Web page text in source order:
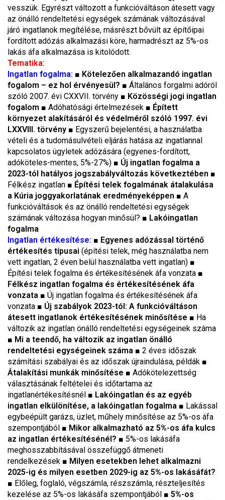
vesszük. Egyrészt változott a funkcióváltáson átesett vagy
az önálló rendeltetési egységek számának változásával
járó ingatlanok megítélése, másrészt bővült az építőipai
fordított adózás alkalmazási köre, harmadrészt az 5%-os
lakás áfa alkalmazása is kitolódott.
Tematika:
Ingatlan fogalma: ■ Kötelezően alkalmazandó ingatlan
fogalom – ez hol érvényesül? ■ Általános forgalmi adóról
szóló 2007. évi CXXVII. törvény ■ Közösségi jogi ingatlan
fogalom ■ Adóhatósági értelmezések ■ Épített
környezet alakításáról és védelméről szóló 1997. évi
LXXVIII. törvény ■ Egyszerű bejelentési, a használatba
vételi és a tudomásulvételi eljárás hatása az ingatlannal
kapcsolatos ügyletek adózására (egyenes-fordított,
adóköteles-mentes, 5%-27%) ■ Új ingatlan fogalma a
2023-tól hatályos jogszabályváltozás következtében ■
Félkész ingatlan ■ Építési telek fogalmának átalakulása
a Kúria joggyakorlatának eredményeképpen ■ A
funkcióváltások és az önálló rendeltetési egységek
számának változása hogyan minősül? ■ Lakóingatlan
fogalma
Ingatlan értékesítése: ■ Egyenes adózással történő
értékesítés típusai (építési telek, még használatba nem
vett ingatlan, 2 éven belül használatba vett ingatlan) ■
Építési telek fogalma és értékesítésének áfa vonzata ■
Félkész ingatlan fogalma és értékesítésének áfa
vonzata ■ Új ingatlan fogalma és értékesítésének áfa
vonzata ■ Új szabályok 2023-tól: A funkcióváltáson
átesett ingatlanok értékesítésének minősítése ■ Ha
változik az ingatlan önálló rendeltetési egységeinek száma
■ Mi a teendő, ha változik az ingatlan önálló
rendeltetési egységeinek száma ■ 2 éves időszak
számítási szabályai és az időszak újraindulása, példák ■
Átalakítási munkák minősítése ■ Adókötelezettség
választásának feltételei és időtartama az
ingatlanértékesítésnél ■ Lakóingatlan és az egyéb
ingatlan elkülönítése, a lakóingatlan fogalma ■ Lakással
egybeépült garázs, üzlet, műhely minősítése az 5%-os áfa
szempontjából ■ Mikor alkalmazható az 5%-os áfa kulcs
az ingatlan értékesítésénél? ■ 5%-os lakásáfa
meghosszabbításával összefüggő átmeneti
rendelkezések ■ Milyen esetekben lehet alkalmazni
2025-ig és milyen esetben 2029-ig az 5%-os lakásáfát?
■ Előleg, foglaló, végszámla, részszámla, részteljesítés
kezelése az 5%-os lakásáfa szempontjából ■ 5%-os